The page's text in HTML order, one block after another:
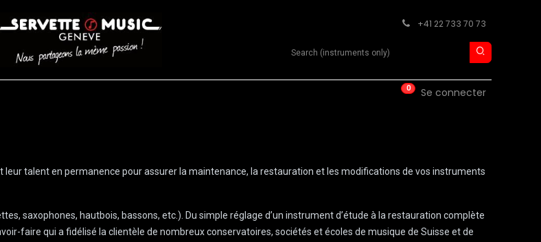
+41 22 733 70 73
Search product
0 Se connecter
talent en permanence pour assurer la maintenance, la restauration et les modifications de vos instruments
saxophones, hautbois, bassons, etc.). Du simple réglage d’un instrument d’étude à la restauration complète
faire qui a fidélisé la clientèle de nombreux conservatoires, sociétés et écoles de musique de Suisse et de